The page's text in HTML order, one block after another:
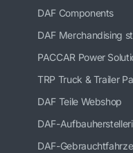
DAF Components
DAF Merchandising
PACCAR Power
TRP Truck & Trailer
DAF Teile Webshop
DAF-
DAF-